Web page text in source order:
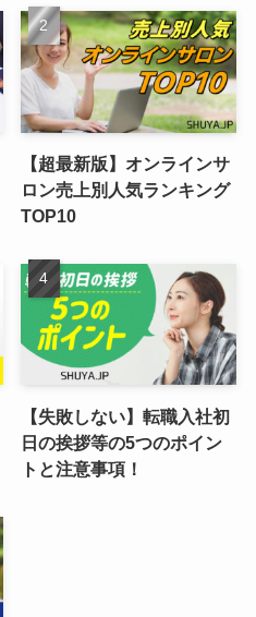
【超最新版】オンラインサ
ロン売上別人気ランキング
TOP10
【失敗しない】転職入社初
日の挨拶等の5つのポイン
トと注意事項！